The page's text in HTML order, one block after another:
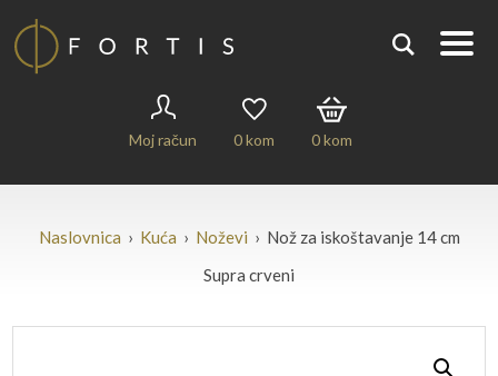
Moj račun 0kom 0kom
Naslovnica › Kuća › Noževi › Nož za iskoštavanje 14 cm
Supra crveni